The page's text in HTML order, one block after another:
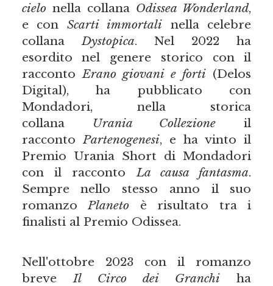
cielonella collana Odissea Wonderland,
e conScarti immortalinella celebre
collanaDystopica. Nel 2022 ha
esordito nel genere storico con il
raccontoErano giovani e forti (Delos
Digital), ha pubblicato con
Mondadori, nella storica
collana
Urania Collezione il
raccontoPartenogenesi, e ha vinto il
Premio Urania Short di Mondadori
con il raccontoLa causa fantasma.
Sempre nello stesso anno il suo
romanzoPlaneto è risultato tra i
finalisti al Premio Odissea.
Nell'ottobre 2023 con il romanzo
breve Il Circo dei Granchiha